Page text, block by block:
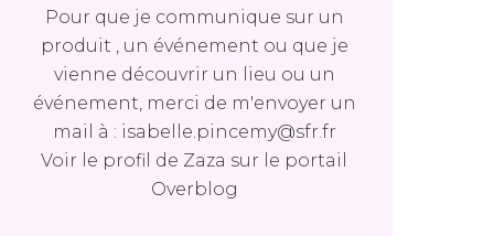
Pour que je communique sur un
produit , un événement ou que je
vienne découvrir un lieu ou un
événement, merci de m'envoyer un
mail à : isabelle.pincemy@sfr.fr
Voir le profil de Zaza sur le portail
Overblog